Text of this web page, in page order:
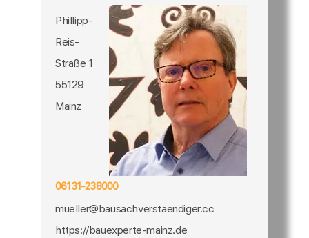
Phillipp-
Reis-
Straße 1
55129
Mainz
06131-238000
mueller@bausachverstaendiger.cc
https://bauexperte-mainz.de